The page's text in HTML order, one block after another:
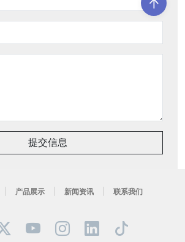
提交信息
产品展示 新闻资讯 联系我们